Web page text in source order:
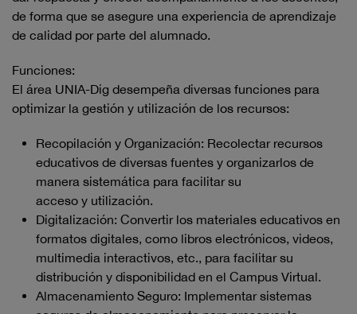
de forma que se asegure una experiencia de aprendizaje
de calidad por parte del alumnado.
Funciones:
El área UNIA-Dig desempeña diversas funciones para
optimizar la gestión y utilización de los recursos:
Recopilación y Organización: Recolectar recursos
educativos de diversas fuentes y organizarlos de
manera sistemática para facilitar su
acceso y utilización.
Digitalización: Convertir los materiales educativos en
formatos digitales, como libros electrónicos, videos,
multimedia interactivos, etc., para facilitar su
distribución y disponibilidad en el Campus Virtual.
Almacenamiento Seguro: Implementar sistemas